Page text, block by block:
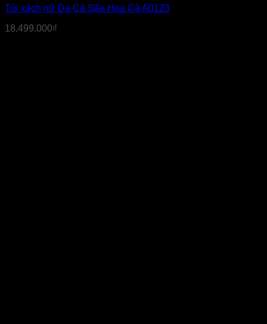
Túi xách nữ Da Cá Sấu Hoa Cà A0123
18.499.000₫